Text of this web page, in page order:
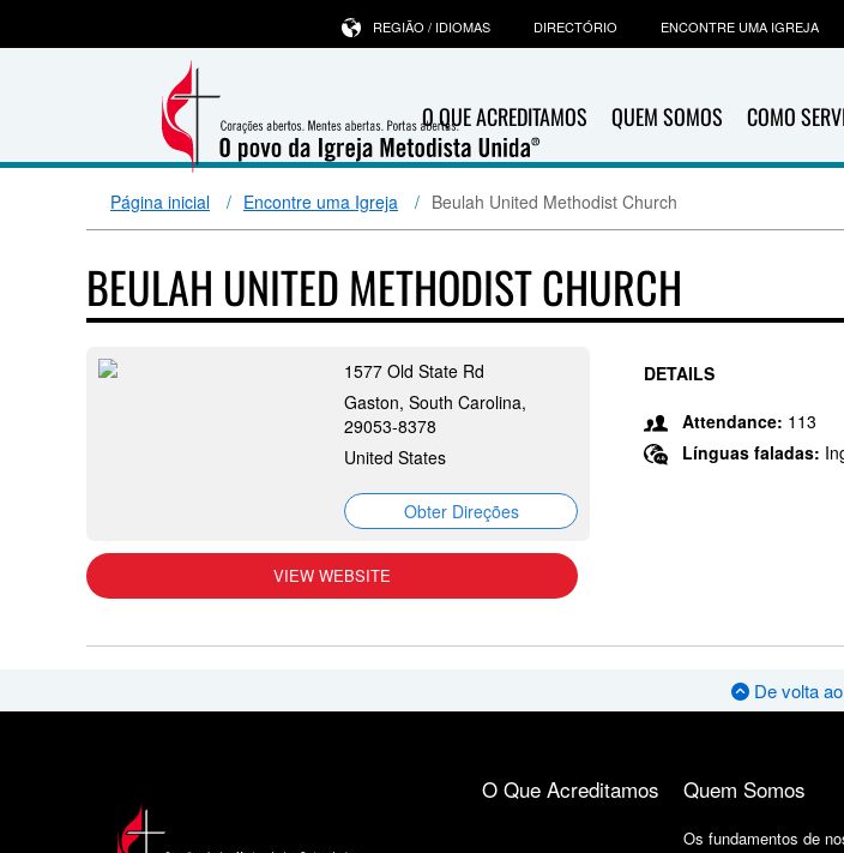
O QUE ACREDITAMOS QUEM SOMOS COMO
REGIÃO / IDIOMAS DIRECTÓRIO ENCONTRE UMA IGREJA
Página inicial Encontre uma Igreja Beulah United Methodist Church
BEULAH UNITED METHODIST CHURCH
1577 Old State Rd
Gaston, South Carolina,
29053-8378
United States
Obter Direções
VIEW WEBSITE
DETAILS
Attendance: 113
Línguas faladas:
De volta
O Que Acreditamos Quem Somos
Os fundamentos de